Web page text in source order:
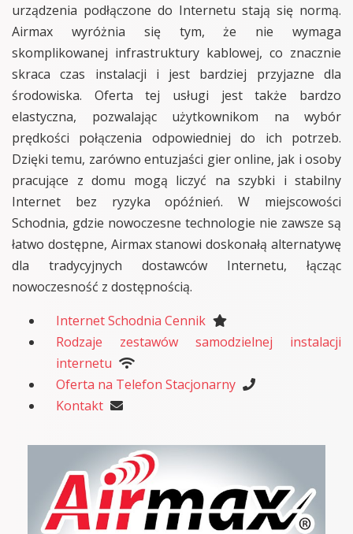
urządzenia podłączone do Internetu stają się normą.
Airmax wyróżnia się tym, że nie wymaga
skomplikowanej infrastruktury kablowej, co znacznie
skraca czas instalacji i jest bardziej przyjazne dla
środowiska. Oferta tej usługi jest także bardzo
elastyczna, pozwalając użytkownikom na wybór
prędkości połączenia odpowiedniej do ich potrzeb.
Dzięki temu, zarówno entuzjaści gier online, jak i osoby
pracujące z domu mogą liczyć na szybki i stabilny
Internet bez ryzyka opóźnień. W miejscowości
Schodnia, gdzie nowoczesne technologie nie zawsze są
łatwo dostępne, Airmax stanowi doskonałą alternatywę
dla tradycyjnych dostawców Internetu, łącząc
nowoczesność z dostępnością.
Internet Schodnia Cennik
Rodzaje zestawów samodzielnej instalacji
internetu
Oferta na Telefon Stacjonarny
Kontakt